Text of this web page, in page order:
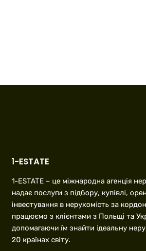
1-ESTATE
1-ESTATE – це міжнародна агенція
надає послуги з підбору, купівлі,
інвестування в нерухомість за
працюємо з клієнтами з Польщі та
допомагаючи їм знайти ідеальну
20 країнах світу.